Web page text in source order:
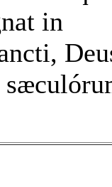
in